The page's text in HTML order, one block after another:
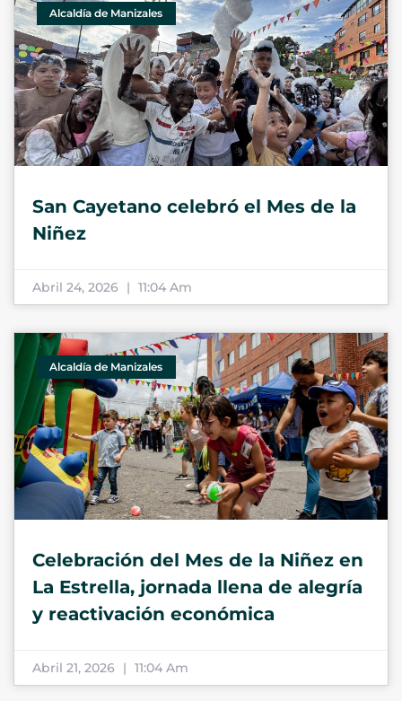
Alcaldía de Manizales
San Cayetano celebró el Mes de la
Niñez
Abril 24, 2026 11:04 Am
Alcaldía de Manizales
Celebración del Mes de la Niñez en
La Estrella, jornada llena de alegría
y reactivación económica
Abril 21, 2026 11:04 Am